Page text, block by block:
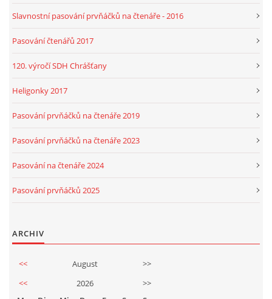
Slavnostní pasování prvňáčků na čtenáře - 2016
Pasování čtenářů 2017
120. výročí SDH Chrášťany
Heligonky 2017
Pasování prvňáčků na čtenáře 2019
Pasování prvňáčků na čtenáře 2023
Pasování na čtenáře 2024
Pasování prvňáčků 2025
ARCHIV
<< August
>>
<<
2026
>>